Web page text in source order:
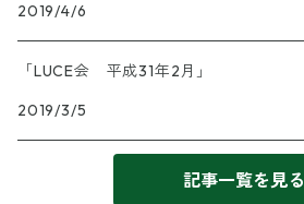
2019/4/6
「LUCE会 平成31年2月」
2019/3/5
記事一覧を見る